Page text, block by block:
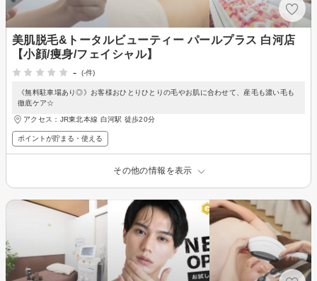
美肌脱毛&トータルビューティー パールプラス 白河店
【小顔/痩身/フェイシャル】
-
(-件)
《無料駐車場あり◎》お客様おひとりひとりの毛やお肌に合わせて、産毛も濃い毛も
徹底ケア☆
アクセス：JR東北本線 白河駅 徒歩20分
ポイントが貯まる・使える
その他の情報を表示